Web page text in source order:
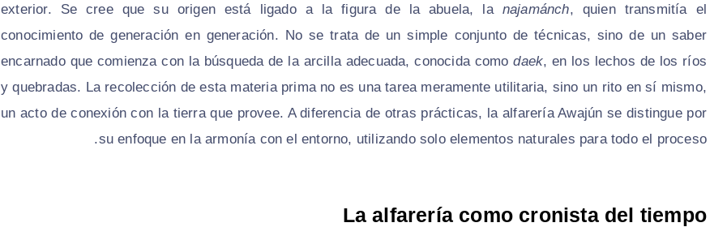
exterior. Se cree que su origen está ligado a la figura de la abuela, la najamánch, quien transmitía el
conocimiento de generación en generación. No se trata de un simple conjunto de técnicas, sino de un saber
encarnado que comienza con la búsqueda de la arcilla adecuada, conocida comodaek, en los lechos de los ríos
y quebradas. La recolección de esta materia prima no es una tarea meramente utilitaria, sino un rito en sí mismo,
un acto de conexión con la tierra que provee. A diferencia de otras prácticas, la alfarería Awajún se distingue por
su enfoque en la armonía con el entorno, utilizando solo elementos naturales para todo el proceso.
La alfarería como cronista del tiempo